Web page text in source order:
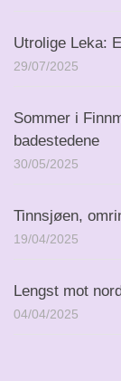
Utrolige Leka:
29/07/2025
Sommer i
badestedene
30/05/2025
Tinnsjøen,
19/04/2025
Lengst mot
04/04/2025